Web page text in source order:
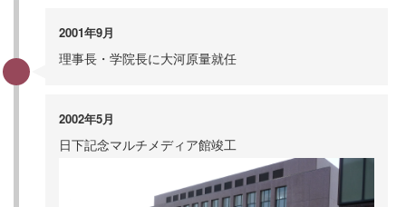
2001年9月
理事長・学院長に大河原量就任
2002年5月
日下記念マルチメディア館竣工